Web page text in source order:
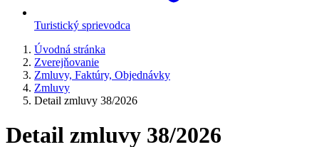
Turistický sprievodca
Úvodná stránka
Zverejňovanie
Zmluvy, Faktúry, Objednávky
Zmluvy
Detail zmluvy 38/2026
Detail zmluvy 38/2026